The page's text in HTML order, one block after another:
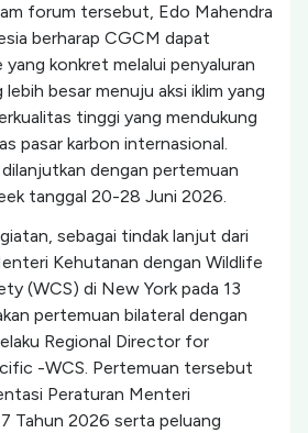
forum tersebut, Edo Mahendra
berharap CGCM dapat
konkret melalui penyaluran
besar menuju aksi iklim yang
tinggi yang mendukung
pasar karbon internasional.
dengan pertemuan
tanggal 20-28 Juni 2026.
sebagai tindak lanjut dari
Kehutanan dengan Wildlife
(WCS) di New York pada 13
pertemuan bilateral dengan
Regional Director for
-WCS. Pertemuan tersebut
Peraturan Menteri
Tahun 2026 serta peluang